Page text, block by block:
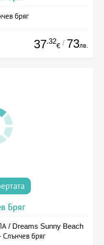
бряг
37.32
€ / 73лв.
Бряг
/ Dreams Sunny Beach
бряг